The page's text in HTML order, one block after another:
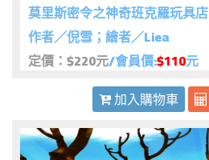
莫里斯密令之神奇班克羅玩具店
作者／倪雪；繪者／Liea
定價：$220元/會員價:$110元
加入購物車